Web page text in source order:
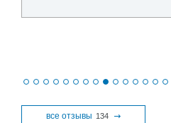
все отзывы 134